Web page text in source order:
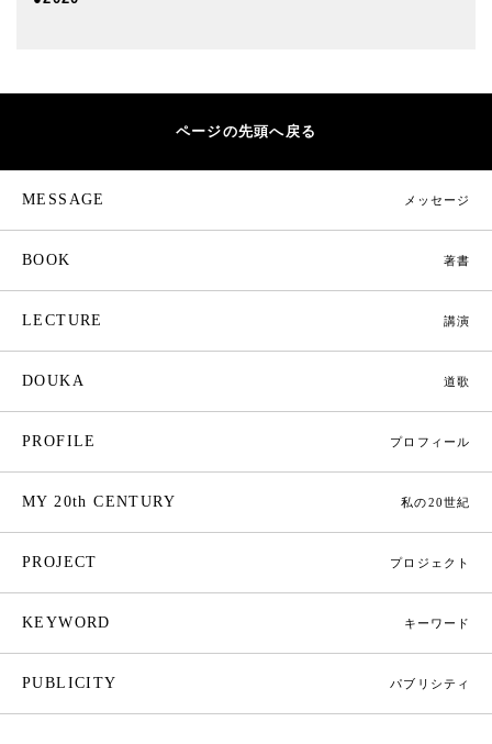
ページの先頭へ戻る
MESSAGE メッセージ
BOOK 著書
LECTURE 講演
DOUKA 道歌
PROFILE プロフィール
MY 20th CENTURY 私の20世紀
PROJECT プロジェクト
KEYWORD キーワード
PUBLICITY パブリシティ